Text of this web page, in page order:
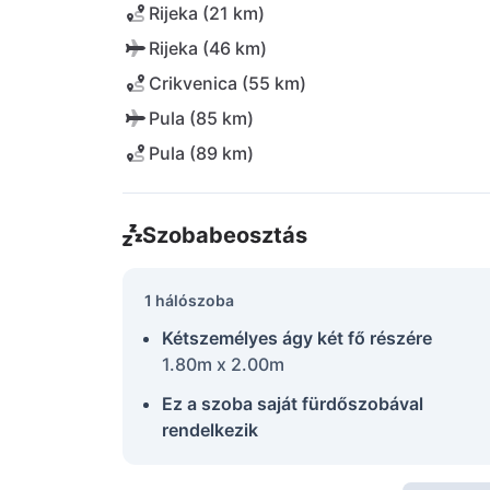
Rijeka (21 km)
Rijeka (46 km)
Crikvenica (55 km)
Pula (85 km)
Pula (89 km)
Szobabeosztás
1 hálószoba
Kétszemélyes ágy két fő részére
1.80m x 2.00m
Ez a szoba saját fürdőszobával
rendelkezik